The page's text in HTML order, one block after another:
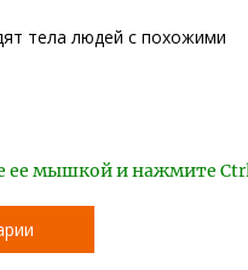
тела людей с похожими
ее мышкой и нажмите